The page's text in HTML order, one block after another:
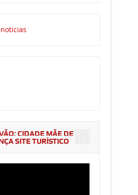
CIDADE MÃE DE
SITE TURÍSTICO